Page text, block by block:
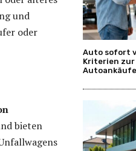
und
oder
bieten
Auto sofort
Kriterien zur